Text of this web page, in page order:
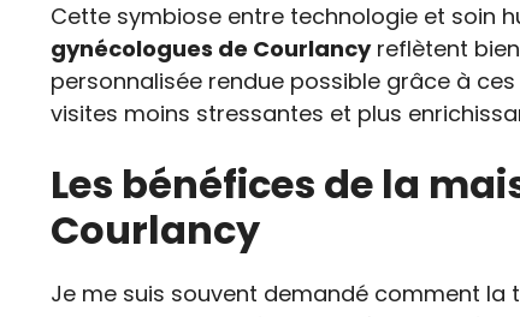
Cette symbiose entre technologie et soin
gynécologues de Courlancyreflètent bien
personnalisée rendue possible grâce à
visites moins stressantes et plus
Les bénéfices de la
Courlancy
Je me suis souvent demandé comment